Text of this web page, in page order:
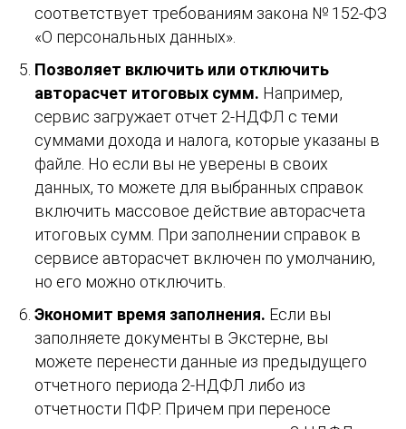
соответствует требованиям закона № 152-ФЗ
«О персональных данных».
Позволяет включить или отключить
авторасчет итоговых сумм. Например,
сервис загружает отчет 2-НДФЛ с теми
суммами дохода и налога, которые указаны в
файле. Но если вы не уверены в своих
данных, то можете для выбранных справок
включить массовое действие авторасчета
итоговых сумм. При заполнении справок в
сервисе авторасчет включен по умолчанию,
но его можно отключить.
Экономит время заполнения. Если вы
заполняете документы в Экстерне, вы
можете перенести данные из предыдущего
отчетного периода 2-НДФЛ либо из
отчетности ПФР. Причем при переносе